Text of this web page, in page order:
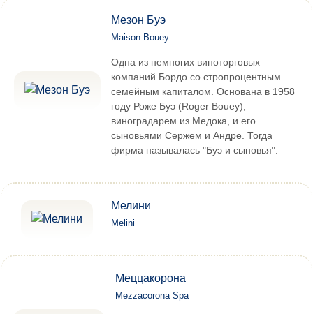
Мезон Буэ
Maison Bouey
Одна из немногих виноторговых
компаний Бордо со стропроцентным
семейным капиталом. Основана в 1958
году Роже Буэ (Roger Bouey),
виноградарем из Медока, и его
сыновьями Сержем и Андре. Тогда
фирма называлась "Буэ и сыновья".
Мелини
Melini
Меццакорона
Mezzacorona Spa